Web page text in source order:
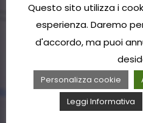
Questo sito utilizza i
esperienza. Daremo
d'accordo, ma puoi
Personalizza cookie
Leggi Informativa